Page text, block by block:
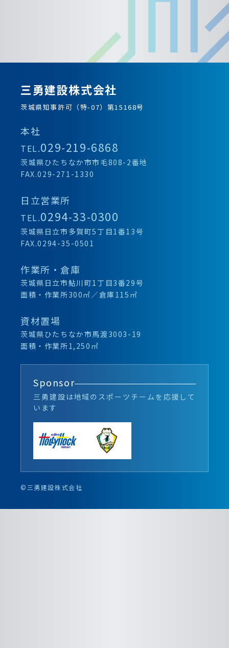
三勇建設株式会社
茨城県知事許可（特-07）第15168号
本社
TEL.029-219-6868
茨城県ひたちなか市市毛808-2番地
FAX.029-271-1330
日立営業所
TEL.0294-33-0300
茨城県日立市多賀町5丁目1番13号
FAX.0294-35-0501
作業所・倉庫
茨城県日立市鮎川町1丁目3番29号
面積・作業所300㎡／倉庫115㎡
資材置場
茨城県ひたちなか市馬渡3003-19
面積・作業所1,250㎡
Sponsor
三勇建設は地域のスポーツチームを応援して
います
©三勇建設株式会社